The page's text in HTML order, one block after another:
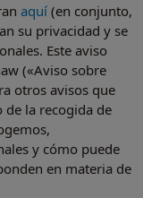
aquí (en conjunto,
su privacidad y se
Este aviso
(«Aviso sobre
otros avisos que
la recogida de
y cómo puede
en materia de